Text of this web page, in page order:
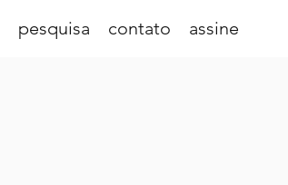
pesquisa contato assine